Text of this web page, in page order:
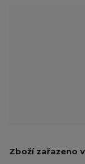
Zboží zařazeno